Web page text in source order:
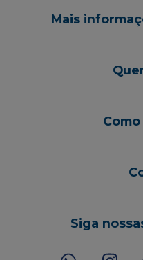
Mais
Siga